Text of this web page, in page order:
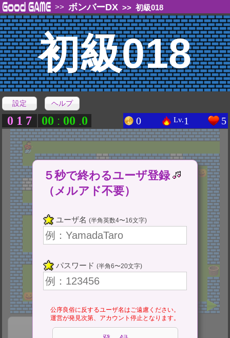
>> ボンバーDX >> 初級018
初級018
設定 ヘルプ
0 1 7 00 : 00 .0 0 Lv.1 5
５秒で終わるユーザ登録
（メルアド不要）
ユーザ名 (半角英数4〜16文字)
パスワード (半角6〜20文字)
公序良俗に反するユーザ名はご遠慮ください。
運営が発見次第、アカウント停止となります。